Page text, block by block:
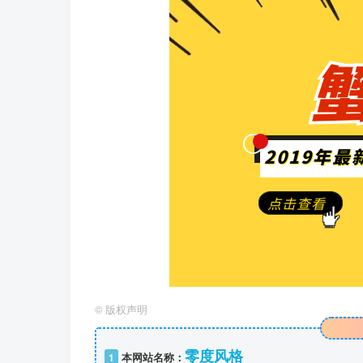
© 版权声明
1 本网站名称： 零度风格